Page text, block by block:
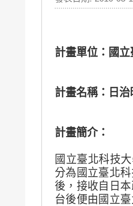
計畫單位：國
計畫名稱：日
計畫簡介：
國立臺北科技
分為國立臺北
後，接收自日
台後便由國立